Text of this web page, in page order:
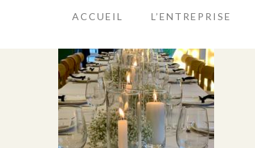
ACCUEIL L’ENTREPRISE